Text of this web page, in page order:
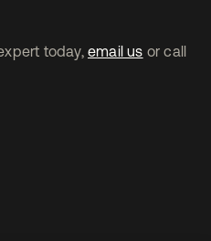
today, email us or call